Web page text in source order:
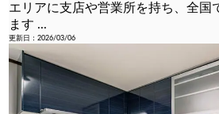
エリアに支店や営業所を持ち、全国
ます ...
更新日：2026/03/06